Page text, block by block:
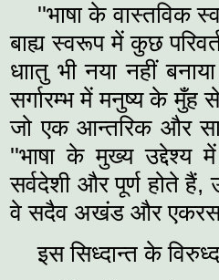
''भाषा के वास्तविक
बाह्य स्वरूप में कुछ
धाातु भी नया नहीं
सर्गारम्भ में मनुष्य के
जो एक आन्तरिक और
''भाषा के मुख्य उद्देश्य
सर्वदेशी और पूर्ण होते हैं,
वे सदैव अखंड और
इस सिध्दान्त के